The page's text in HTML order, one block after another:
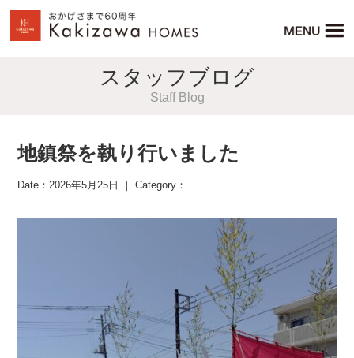
スタッフブログ
Staff Blog
地鎮祭を執り行いました
Date：2026年5月25日 ｜ Category：